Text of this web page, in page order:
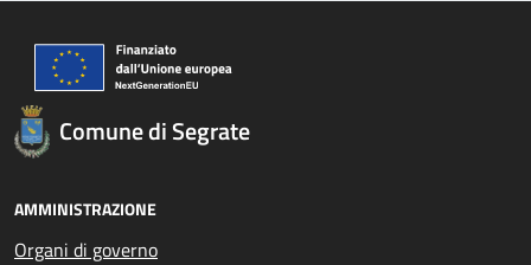
Comune di Segrate
AMMINISTRAZIONE
Organi di governo